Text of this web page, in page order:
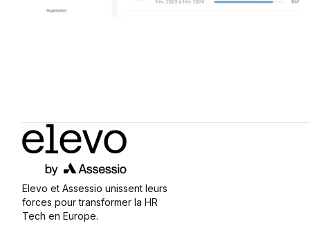
Elevo et Assessio unissent leurs
forces pour transformer la HR
Tech en Europe.